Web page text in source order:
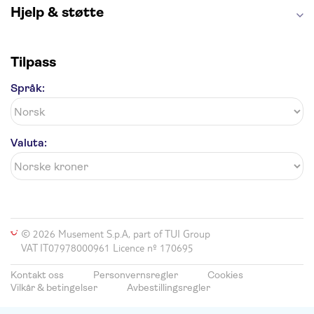
Hjelp & støtte
Tilpass
Språk:
Valuta:
© 2026 Musement S.p.A, part of TUI Group
VAT IT07978000961 Licence nº 170695
Kontakt oss Personvernsregler
Cookies
Vilkår & betingelser
Avbestillingsregler